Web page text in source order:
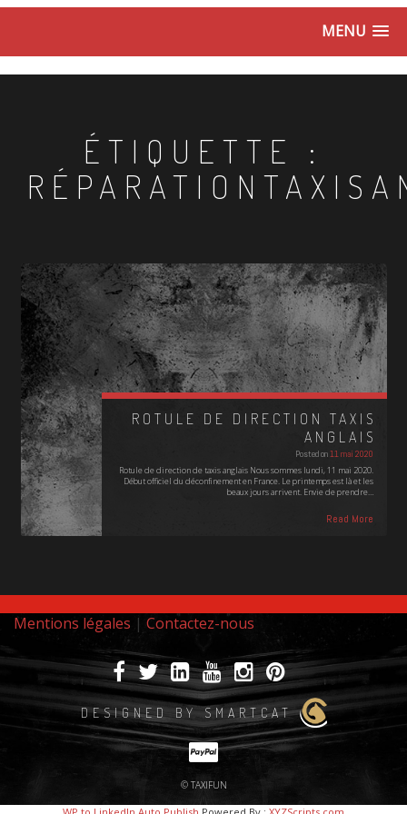
MENU
ÉTIQUETTE :
ROTULE DE DIRECTION TAXIS
ANGLAIS
Posted on11 mai 2020
Rotule de direction de taxis anglais Nous sommes lundi, 11 mai 2020.
Début officiel du déconfinement en France. Le printemps est là et les
beaux jours arrivent. Envie de prendre…
Read More
Mentions légales | Contactez-nous
DESIGNED BY SMARTCAT
© TAXIFUN